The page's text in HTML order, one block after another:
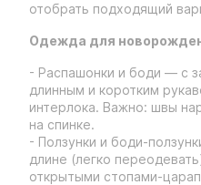
отобрать подходящий
Одежда для
- Распашонки и боди — с
длинным и коротким
интерлока. Важно: швы
на спинке.
- Ползунки и боди-
длине (легко
открытыми стопами-